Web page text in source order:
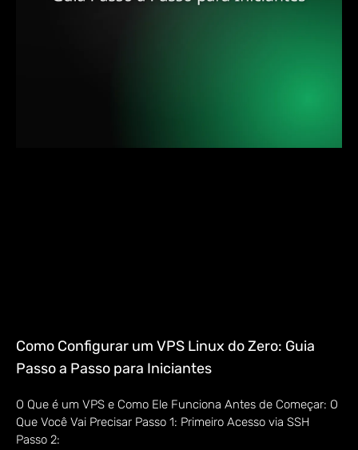
Como Configurar um VPS Linux do Zero: Guia
Passo a Passo para Iniciantes
O Que é um VPS e Como Ele Funciona Antes de Começar: O
Que Você Vai Precisar Passo 1: Primeiro Acesso via SSH
Passo 2: